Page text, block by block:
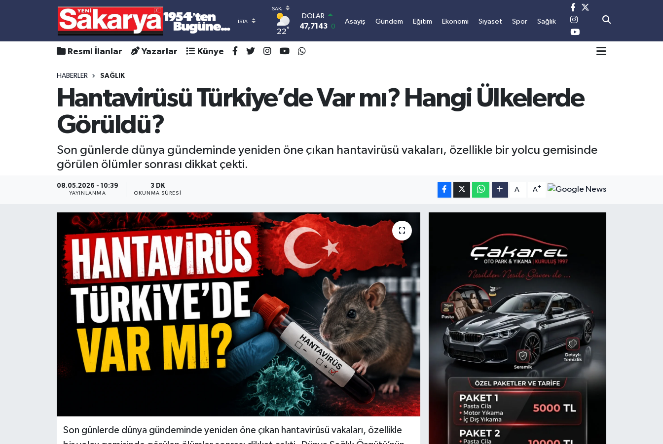
22°
DOLAR
47,7143 0.16
55,0317
6510.40 0.45
BİST100
13.799
70
Asayiş Gündem Eğitim Ekonomi Siyaset Spor Sağlık
Resmi İlanlar Yazarlar Künye
HABERLER SAĞLIK
Hantavirüsü Türkiye’de Var mı? Hangi Ülkelerde
Görüldü?
Son günlerde dünya gündeminde yeniden öne çıkan hantavirüsü vakaları, özellikle bir yolcu gemisinde
görülen ölümler sonrası dikkat çekti.
08.05.2026 - 10:39
YAYINLANMA
3 DK
OKUNMA SÜRESI
A- A+
Son günlerde dünya gündeminde yeniden öne çıkan hantavirüsü vakaları, özellikle